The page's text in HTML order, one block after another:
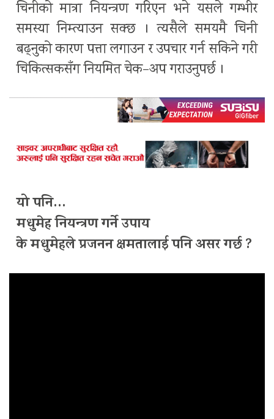
चिनीको मात्रा नियन्त्रण गरिएन भने यसले गम्भीर
समस्या निम्त्याउन सक्छ । त्यसैले समयमै चिनी
बढ्नुको कारण पत्ता लगाउन र उपचार गर्न सकिने गरी
चिकित्सकसँग नियमित चेक–अप गराउनुपर्छ ।
यो पनि…
मधुमेह नियन्त्रण गर्ने उपाय
के मधुमेहले प्रजनन क्षमतालाई पनि असर गर्छ ?